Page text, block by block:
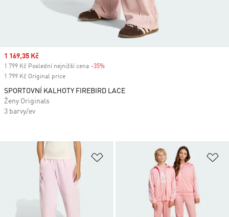
Přidat do seznamu přání
Sale price
1 169,35 Kč
1 799 Kč Poslední nejnižší cena -35%
1 799 Kč Original price
SPORTOVNÍ KALHOTY FIREBIRD LACE
Ženy Originals
3 barvy/ev